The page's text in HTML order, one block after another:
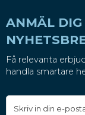
ANMÄL
Få relevanta
handla smartare